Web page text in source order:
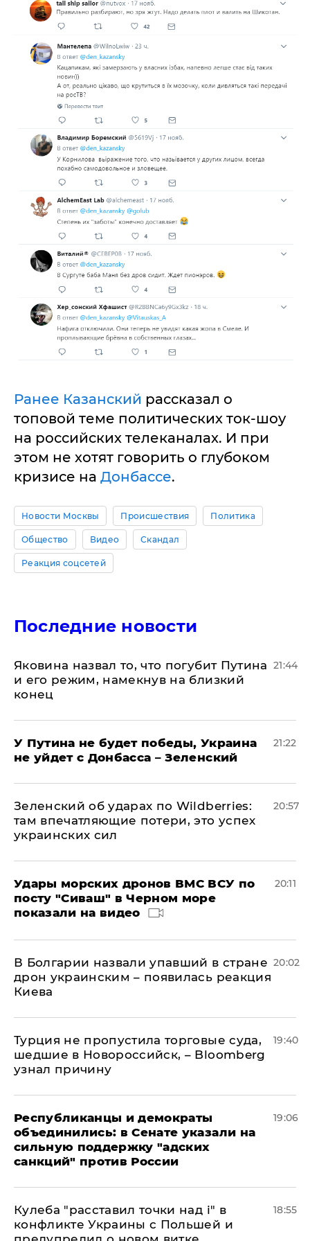
Ранее Казанский рассказал о
топовой теме политических ток-шоу
на российских телеканалах. И при
этом не хотят говорить о глубоком
кризисе на Донбассе.
Новости Москвы Происшествия Политика
Общество Видео Скандал
Реакция соцсетей
Последние новости
Яковина назвал то, что погубит Путина
и его режим, намекнув на близкий
конец
21:44
У Путина не будет победы, Украина
не уйдет с Донбасса – Зеленский
21:22
Зеленский об ударах по Wildberries:
там впечатляющие потери, это успех
украинских сил
20:57
Удары морских дронов ВМС ВСУ по
посту "Сиваш" в Черном море
показали на видео
20:11
В Болгарии назвали упавший в стране
дрон украинским – появилась реакция
Киева
20:02
Турция не пропустила торговые суда,
шедшие в Новороссийск, – Bloomberg
узнал причину
19:40
Республиканцы и демократы
объединились: в Сенате указали на
сильную поддержку "адских
санкций" против России
19:06
Кулеба "расставил точки над і" в
конфликте Украины с Польшей и
18:55